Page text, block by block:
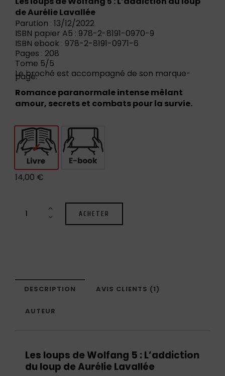
de Aurélie Lavallée
Parution : 13/12/2022
ISBN papier A5 : 978-2-8191-0970-9
ISBN ebook : 978-2-8191-0971-6
Pages : 208
Tome 5/5
Le broché est accompagné de son marque-
page.
Romance paranormale intense mêlant
amour, secrets et combats pour la survie.
Livre E-book
14,00 €
ACHETER
DESCRIPTION AVIS CLIENTS (1)
AUTEUR
Les loups de Wolfang 5 : L’addiction
du loup de Aurélie Lavallée